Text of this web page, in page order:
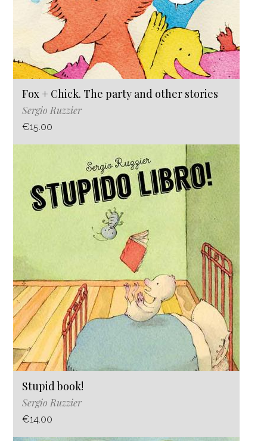
Fox + Chick. The party and other stories
Sergio Ruzzier
€15.00
Stupid book!
Sergio Ruzzier
€14.00